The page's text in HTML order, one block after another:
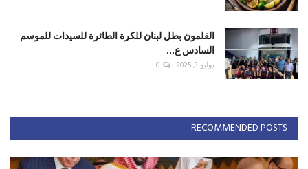
القلمون بطل لبنان للكرة الطائرة للسيدات للموسم
السادس ع...
يوليو 3, 2025 0
RECOMMENDED POSTS